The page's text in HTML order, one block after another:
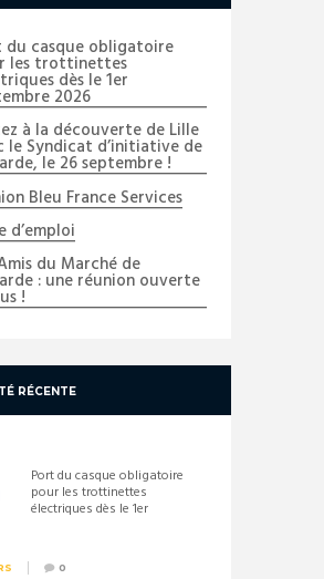
du casque obligatoire
les trottinettes
dès le 1er
2026
à la découverte de Lille
le Syndicat d’initiative de
le 26 septembre !
Bleu France Services
d’emploi
du Marché de
: une réunion ouverte
!
RÉCENTE
Port du casque obligatoire
pour les trottinettes
électriques dès le 1er
0